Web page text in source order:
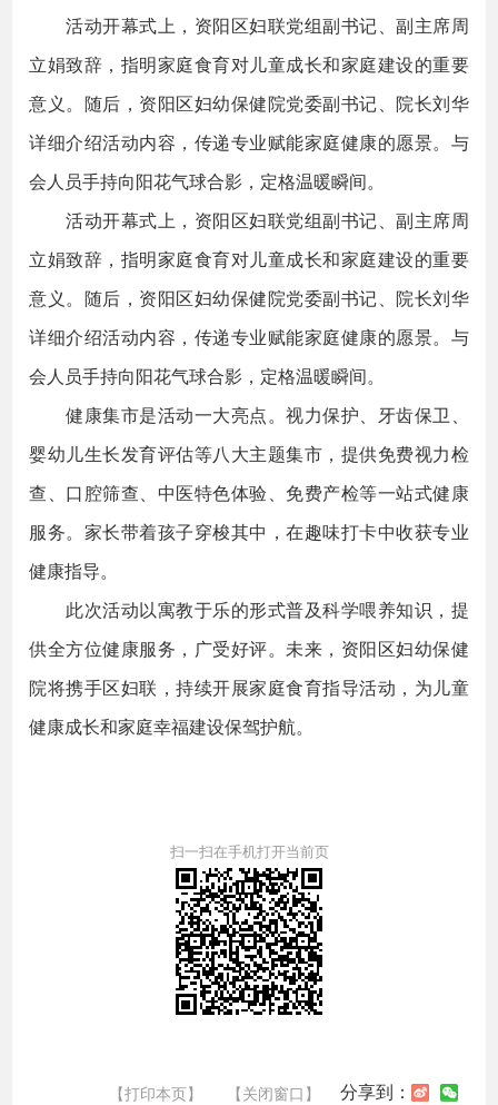
活动开幕式上，资阳区妇联党组副书记、副主席周
立娟致辞，指明家庭食育对儿童成长和家庭建设的重要
意义。随后，资阳区妇幼保健院党委副书记、院长刘华
详细介绍活动内容，传递专业赋能家庭健康的愿景。与
会人员手持向阳花气球合影，定格温暖瞬间。
活动开幕式上，资阳区妇联党组副书记、副主席周
立娟致辞，指明家庭食育对儿童成长和家庭建设的重要
意义。随后，资阳区妇幼保健院党委副书记、院长刘华
详细介绍活动内容，传递专业赋能家庭健康的愿景。与
会人员手持向阳花气球合影，定格温暖瞬间。
健康集市是活动一大亮点。视力保护、牙齿保卫、
婴幼儿生长发育评估等八大主题集市，提供免费视力检
查、口腔筛查、中医特色体验、免费产检等一站式健康
服务。家长带着孩子穿梭其中，在趣味打卡中收获专业
健康指导。
此次活动以寓教于乐的形式普及科学喂养知识，提
供全方位健康服务，广受好评。未来，资阳区妇幼保健
院将携手区妇联，持续开展家庭食育指导活动，为儿童
健康成长和家庭幸福建设保驾护航。
扫一扫在手机打开当前页
【打印本页】 【关闭窗口】 分享到：